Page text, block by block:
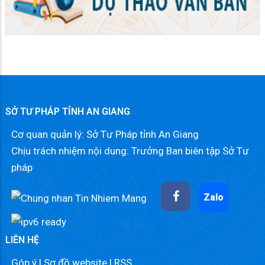
SỞ TƯ PHÁP TỈNH AN GIANG
Cơ quan quản lý: Sở Tư Pháp tỉnh An Giang
Chịu trách nhiệm nội dung: Trưởng Ban biên tập Sở Tư
pháp
Zalo
LIÊN HỆ
Góp ý | Sơ đồ website | RSS